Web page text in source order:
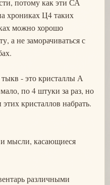
хрониках Ц4 таких
можно хорошо
а не заморачиваться с
- это кристаллы А
по 4 штуки за раз, но
кристаллов набрать.
мысли, касающиеся
различными